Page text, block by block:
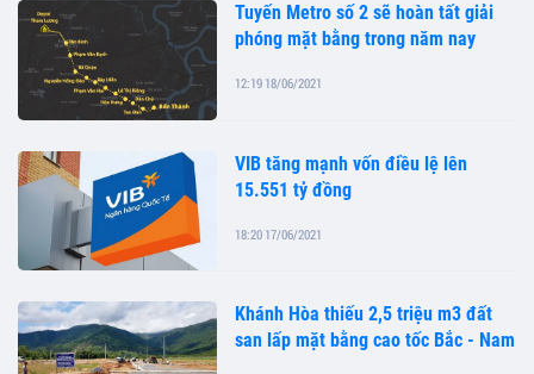
Tuyến Metro số 2 sẽ hoàn tất giải
phóng mặt bằng trong năm nay
12:19 18/06/2021
VIB tăng mạnh vốn điều lệ lên
15.551 tỷ đồng
18:20 17/06/2021
Khánh Hòa thiếu 2,5 triệu m3 đất
san lấp mặt bằng cao tốc Bắc - Nam